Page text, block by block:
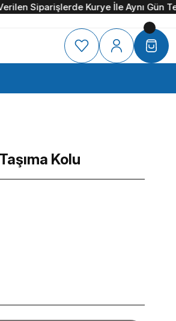
Siparişlerde Kurye İle Aynı Gün
Kolu